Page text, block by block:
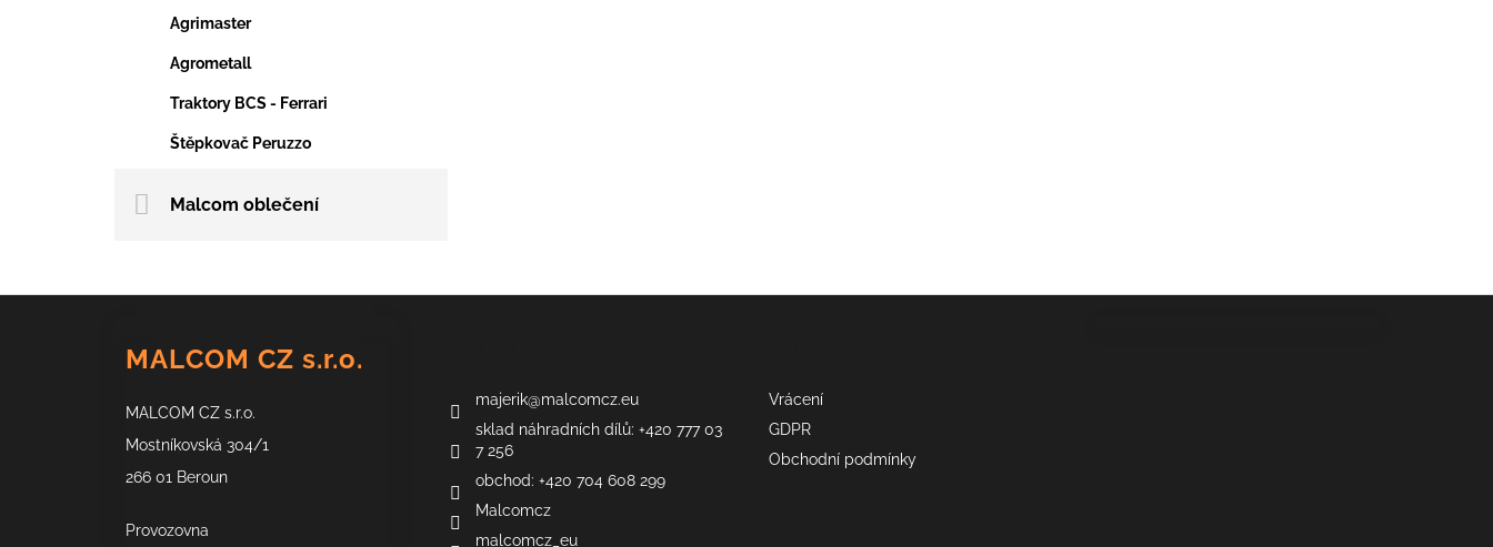
Agrimaster
Agrometall
Traktory BCS - Ferrari
Štěpkovač Peruzzo
Malcom oblečení
MALCOM CZ s.r.o.
MALCOM CZ s.r.o.
Mostníkovská 304/1
266 01 Beroun
Provozovna
majerik@malcomcz.eu
sklad náhradních dílů: +420 777 03
7 256
obchod: +420 704 608 299
Malcomcz
malcomcz_eu
Vrácení
GDPR
Obchodní podmínky